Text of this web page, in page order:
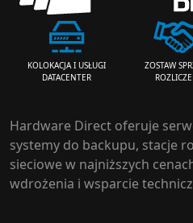
KOLOKACJA I USŁUGI
DATACENTER
ZOSTAW
Hardware Direct oferuje
systemy do backupu, stacje
sieciowe w najniższych
wdrożenia i wsparcie